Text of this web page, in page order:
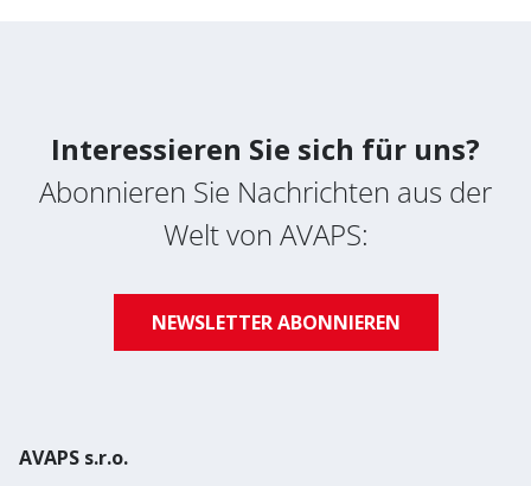
SERVICE
Interessieren Sie sich für uns?
Abonnieren Sie Nachrichten aus der
Welt von AVAPS:
NEWSLETTER ABONNIEREN
AVAPS s.r.o.
Bereich
Nachrichten abonnieren